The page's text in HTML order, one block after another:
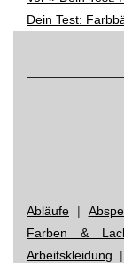
Post
Dein Test:
Abläufe |
Farben &
Arbeitskleidung